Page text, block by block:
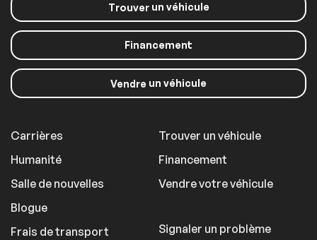
Trouverun véhicule
Financement
Vendre un véhicule
Carrières
Humanité
Salle de nouvelles
Blogue
Frais de transport
Trouver un véhicule
Financement
Vendre votre véhicule
Signaler un problème